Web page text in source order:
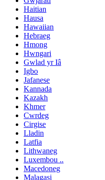
Haitian
Hausa
Hawaiian
Hebraeg
Hmong
Hwngari
Gwlad yr Iâ
Igbo
Jafanese
Kannada
Kazakh
Khmer
Cwrdeg
Cirgise
Lladin
Latfia
Lithwaneg
Luxembou ..
Macedoneg
Malagasi